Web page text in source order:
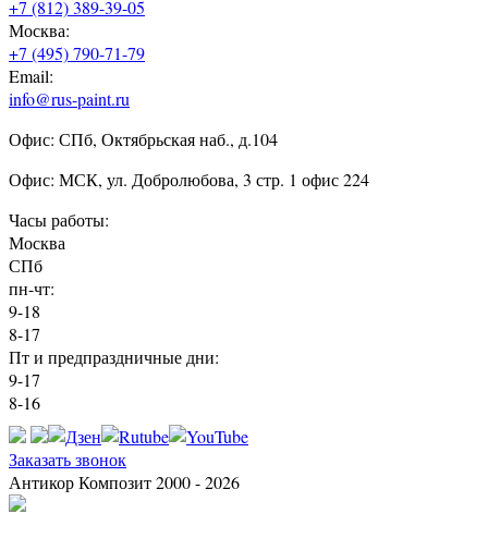
+7 (812) 389-39-05
Москва:
+7 (495) 790-71-79
Email:
info@rus-paint.ru
Офис: СПб, Октябрьская наб., д.104
Офис: МСК, ул. Добролюбова, 3 стр. 1 офис 224
Часы работы:
Москва
СПб
пн-чт:
9-18
8-17
Пт и предпраздничные дни:
9-17
8-16
Заказать звонок
Антикор Композит 2000 - 2026